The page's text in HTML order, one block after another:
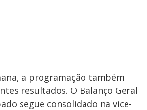
a programação também
resultados. O Balanço Geral
segue consolidado na vice-